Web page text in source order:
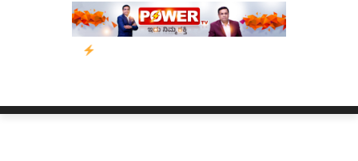
ನ್ಯೂಸ್ ಕಾರ್ಪ್‌ಗೆ ಎಐಯಿಂದ ಸಂಕಷ್ಟ: ಆಸ್ಟ್ರೇಲಿಯಾದಲ್ಲಿ ಚಂದಾದಾರಿಕೆ